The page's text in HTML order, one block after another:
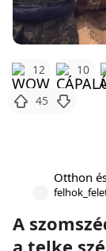
12 10
45
Otthon
A
a telke